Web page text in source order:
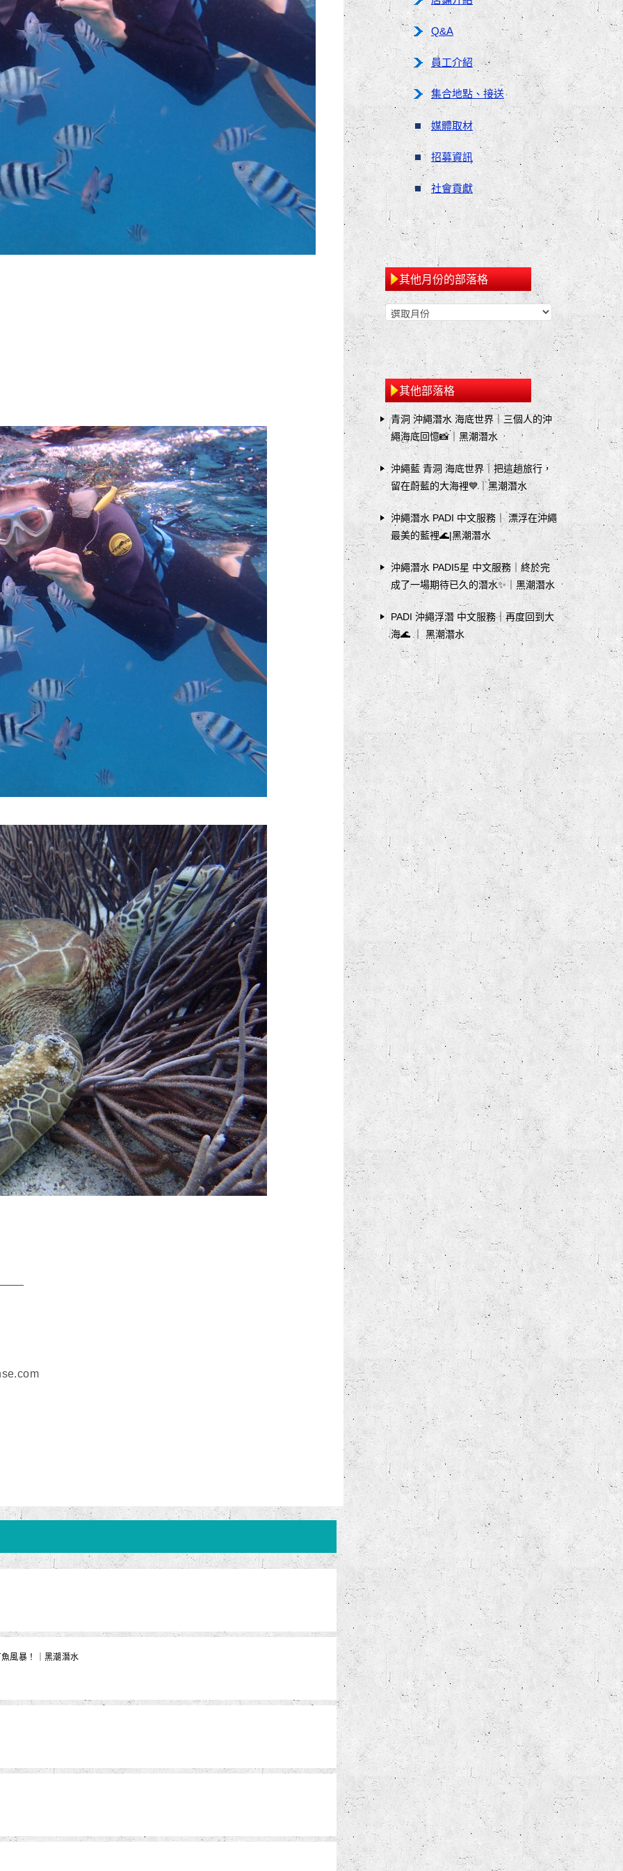
風暴！｜黑潮潛水
Q&A
員工介紹
集合地點、接送
媒體取材
招募資訊
社會貢獻
其他月份的部落格
其他部落格
青洞 沖繩潛水 海底世界｜三個人的沖
繩海底回憶📸｜黑潮潛水
沖繩藍 青洞 海底世界｜把這趟旅行，
留在蔚藍的大海裡💙｜黑潮潛水
沖繩潛水 PADI 中文服務｜ 漂浮在沖繩
最美的藍裡🌊|黑潮潛水
沖繩潛水 PADI5星 中文服務｜終於完
成了一場期待已久的潛水✨｜黑潮潛水
PADI 沖繩浮潛 中文服務｜再度回到大
海🌊 ｜ 黑潮潛水